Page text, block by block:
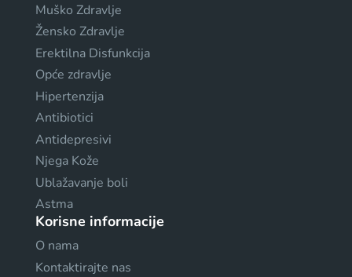
Muško Zdravlje
Žensko Zdravlje
Erektilna Disfunkcija
Opće zdravlje
Hipertenzija
Antibiotici
Antidepresivi
Njega Kože
Ublažavanje boli
Astma
Korisne informacije
O nama
Kontaktirajte nas